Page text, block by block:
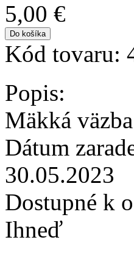
5,00 €
Kód tovaru:
Popis:
Mäkká
Dátum
30.05.2023
Dostupné k
Ihneď